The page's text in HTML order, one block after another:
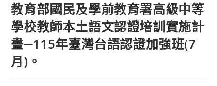
教育部國民及學前教育署高級中等
學校教師本土語文認證培訓實施計
畫─115年臺灣台語認證加強班(7
月)。